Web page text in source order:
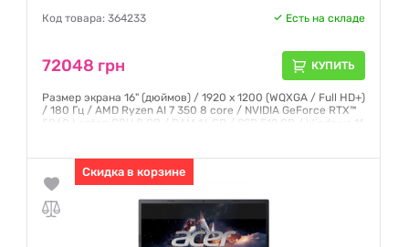
Код товара: 364233 Есть на складе
72048 грн КУПИТЬ
Размер экрана 16" (дюймов) / 1920 x 1200 (WQXGA / Full HD+)
/ 180 Гц / AMD Ryzen AI 7 350 8 core / NVIDIA GeForce RTX™
5060 Laptop GPU 8 GB / RAM 16 GB / SSD 512 GB / Windows 11
Гарантия:12 месяцев
Скидка в корзине